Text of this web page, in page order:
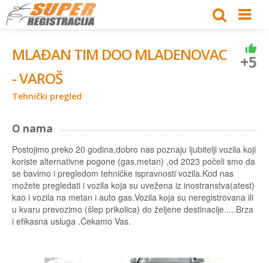
MLAĐAN TIM DOO MLADENOVAC
- VAROŠ
Tehnički pregled
+5
O nama
Postojimo preko 20 godina,dobro nas poznaju ljubitelji vozila koji
koriste alternativne pogone (gas,metan) ,od 2023 počeli smo da
se bavimo i pregledom tehničke ispravnosti vozila.Kod nas
možete pregledati i vozila koja su uvežena iz inostranstva(atest)
kao i vozila na metan i auto gas.Vozila koja su neregistrovana ili
u kvaru prevozimo (šlep prikolica) do željene destinacije.....Brza
i efikasna usluga .Čekamo Vas.